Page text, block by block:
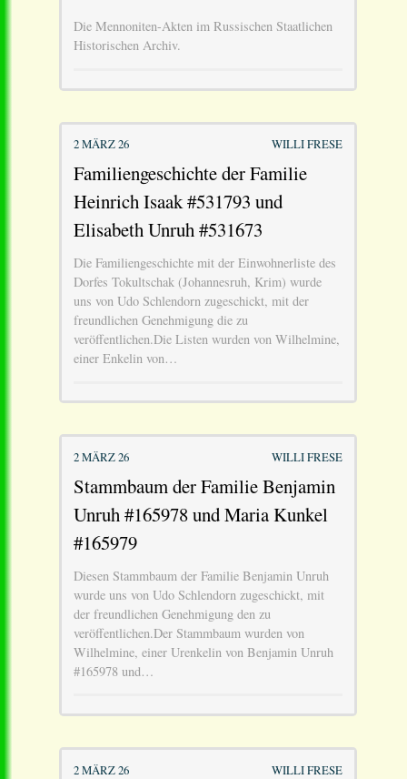
Die Mennoniten-Akten im Russischen Staatlichen
Historischen Archiv.
2 MÄRZ 26 WILLI FRESE
Familiengeschichte der Familie
Heinrich Isaak #531793 und
Elisabeth Unruh #531673
Die Familiengeschichte mit der Einwohnerliste des
Dorfes Tokultschak (Johannesruh, Krim) wurde
uns von Udo Schlendorn zugeschickt, mit der
freundlichen Genehmigung die zu
veröffentlichen.Die Listen wurden von Wilhelmine,
einer Enkelin von…
2 MÄRZ 26 WILLI FRESE
Stammbaum der Familie Benjamin
Unruh #165978 und Maria Kunkel
#165979
Diesen Stammbaum der Familie Benjamin Unruh
wurde uns von Udo Schlendorn zugeschickt, mit
der freundlichen Genehmigung den zu
veröffentlichen.Der Stammbaum wurden von
Wilhelmine, einer Urenkelin von Benjamin Unruh
#165978 und…
2 MÄRZ 26 WILLI FRESE